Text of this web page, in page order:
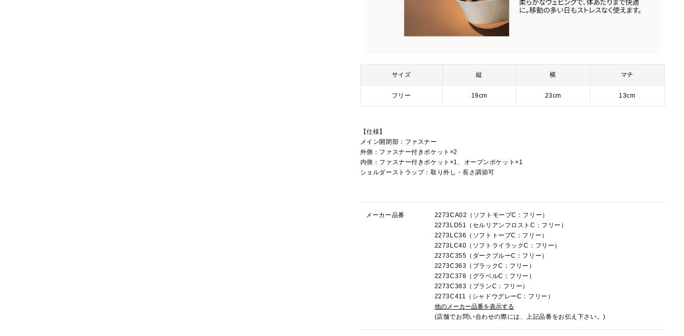
サイズ 縦 横 マチ
フリー 19cm 23cm 13cm
【仕様】
メイン開閉部：ファスナー
外側：ファスナー付きポケット×2
内側：ファスナー付きポケット×1、オープンポケット×1
ショルダーストラップ：取り外し・長さ調節可
メーカー品番
2273CA02（ソフトモーブC：フリー）
2273LD51（セルリアンフロストC：フリー）
2273LC36（ソフトトープC：フリー）
2273LC40（ソフトライラックC：フリー）
2273C355（ダークブルーC：フリー）
2273C363（ブラックC：フリー）
2273C378（グラベルC：フリー）
2273C383（ブランC：フリー）
2273C411（シャドウグレーC：フリー）
他のメーカー品番を表示する
(店舗でお問い合わせの際には、上記品番をお伝え下さい。)